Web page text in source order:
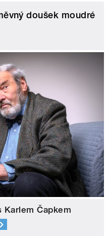
doušek moudré
Karlem Čapkem